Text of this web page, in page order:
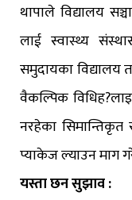
थापाले विद्यालय
लाई स्वास्थ्य
समुदायका विद्यालय
वैकल्पिक
नरहेका सिमान्तिकृत
प्याकेज ल्याउन माग
यस्ता छन सुझाव :